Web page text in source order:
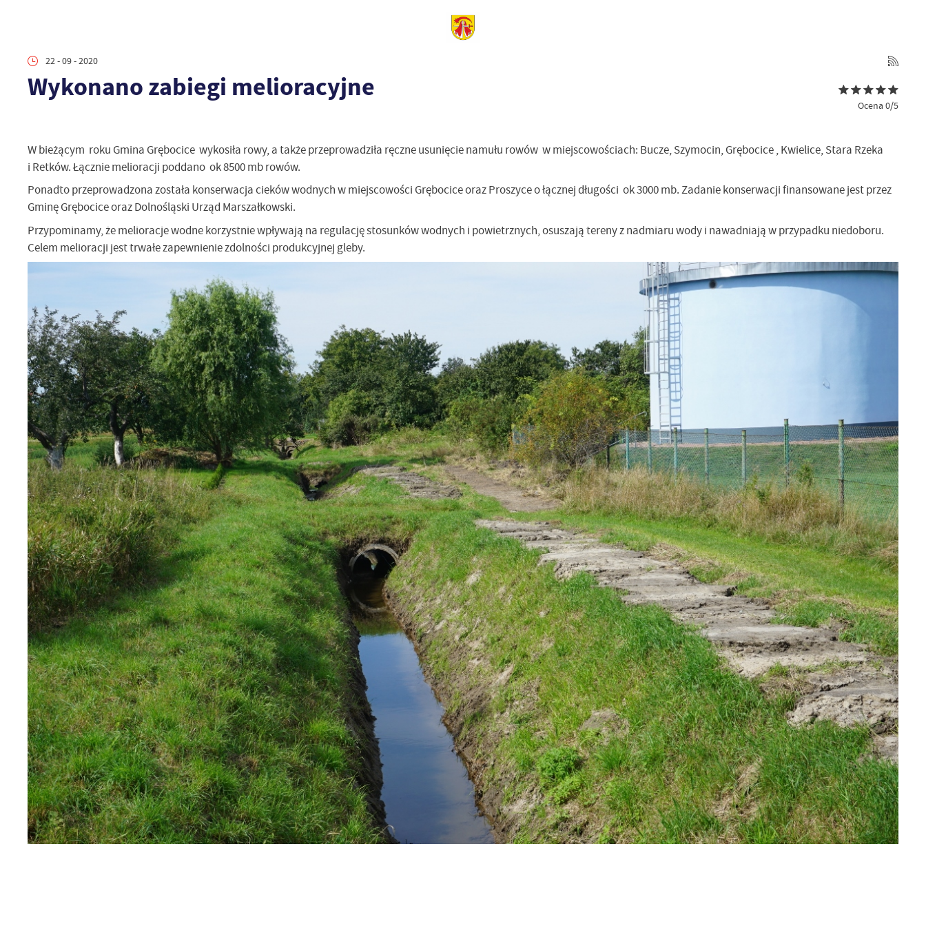
22 - 09 - 2020
Wykonano zabiegi melioracyjne
Ocena 0/5
W bieżącym roku Gmina Grębocice wykosiła rowy, a także przeprowadziła ręczne usunięcie namułu rowów w miejscowościach: Bucze, Szymocin, Grębocice , Kwielice, Stara Rzeka
i Retków. Łącznie melioracji poddano ok 8500 mb rowów.
Ponadto przeprowadzona została konserwacja cieków wodnych w miejscowości Grębocice oraz Proszyce o łącznej długości ok 3000 mb. Zadanie konserwacji finansowane jest przez
Gminę Grębocice oraz Dolnośląski Urząd Marszałkowski.
Przypominamy, że melioracje wodne korzystnie wpływają na regulację stosunków wodnych i powietrznych, osuszają tereny z nadmiaru wody i nawadniają w przypadku niedoboru.
Celem melioracji jest trwałe zapewnienie zdolności produkcyjnej gleby.